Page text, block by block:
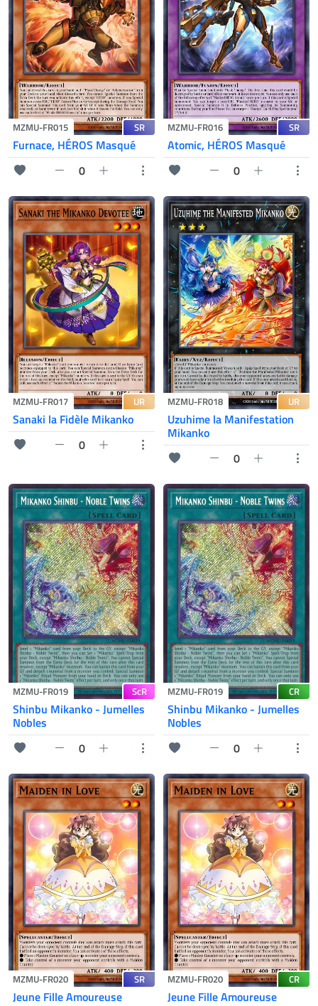
MZMU-FR015 SR
Furnace, HÉROS Masqué
0
MZMU-FR016 SR
Atomic, HÉROS Masqué
0
MZMU-FR017 UR
Sanaki la Fidèle Mikanko
0
MZMU-FR018 UR
Uzuhime la Manifestation
Mikanko
0
MZMU-FR019 ScR
Shinbu Mikanko - Jumelles
Nobles
0
MZMU-FR019 CR
Shinbu Mikanko - Jumelles
Nobles
0
MZMU-FR020 SR
Jeune Fille Amoureuse
MZMU-FR020 CR
Jeune Fille Amoureuse